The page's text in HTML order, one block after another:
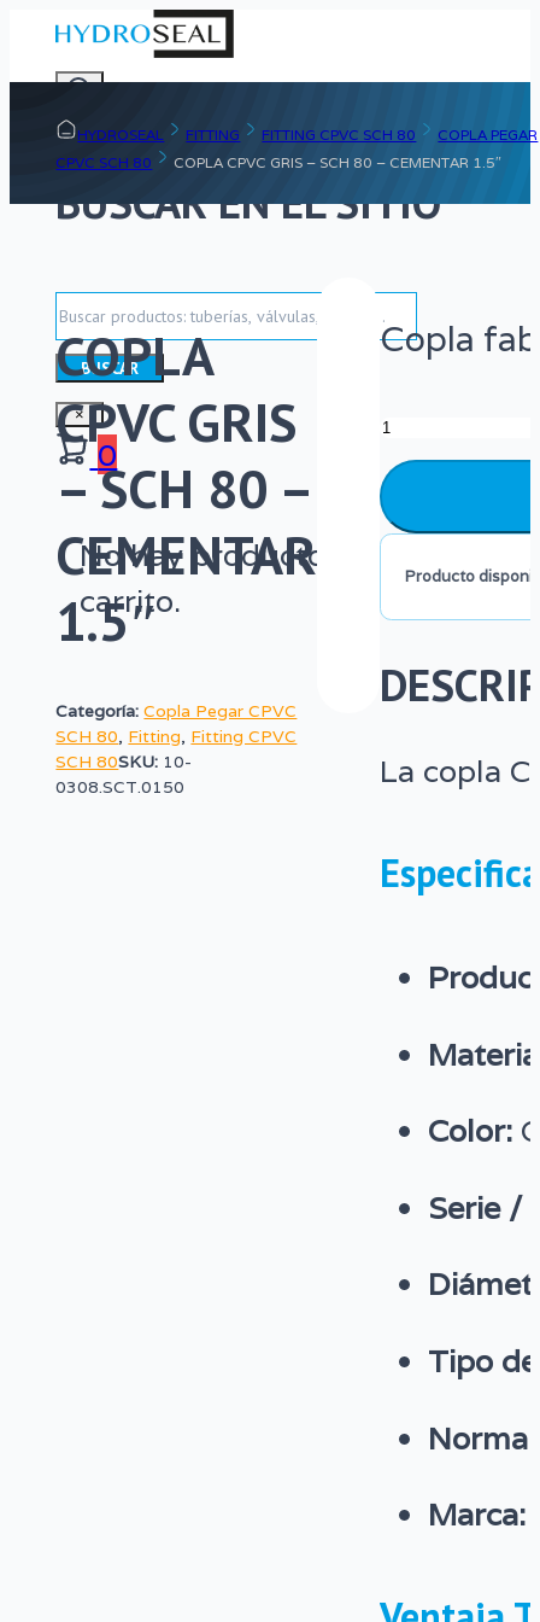
BUSCAR EN EL SITIO
Buscar
BUSCAR
×
0
No hay productos en el
carrito.
HYDROSEAL FITTING FITTING CPVC SCH 80
COPLA PEGAR
CPVC SCH 80
COPLA CPVC GRIS – SCH 80 – CEMENTAR 1.5″
COPLA
CPVC GRIS
– SCH 80 –
CEMENTAR
1.5″
Categoría:Copla Pegar CPVC
SCH 80, Fitting, Fitting CPVC
SCH 80SKU: 10-
0308.SCT.0150
Copla
Copla
CPVC
Gris
–
SCH
–
1.5″
Producto
La copla
Color:
Serie /
Tipo
Norma
Marca: